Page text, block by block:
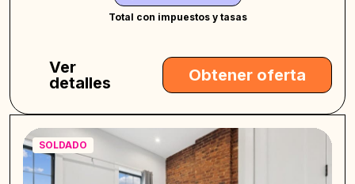
Total con impuestos y tasas
Ver
detalles
Obtener oferta
SOLDADO